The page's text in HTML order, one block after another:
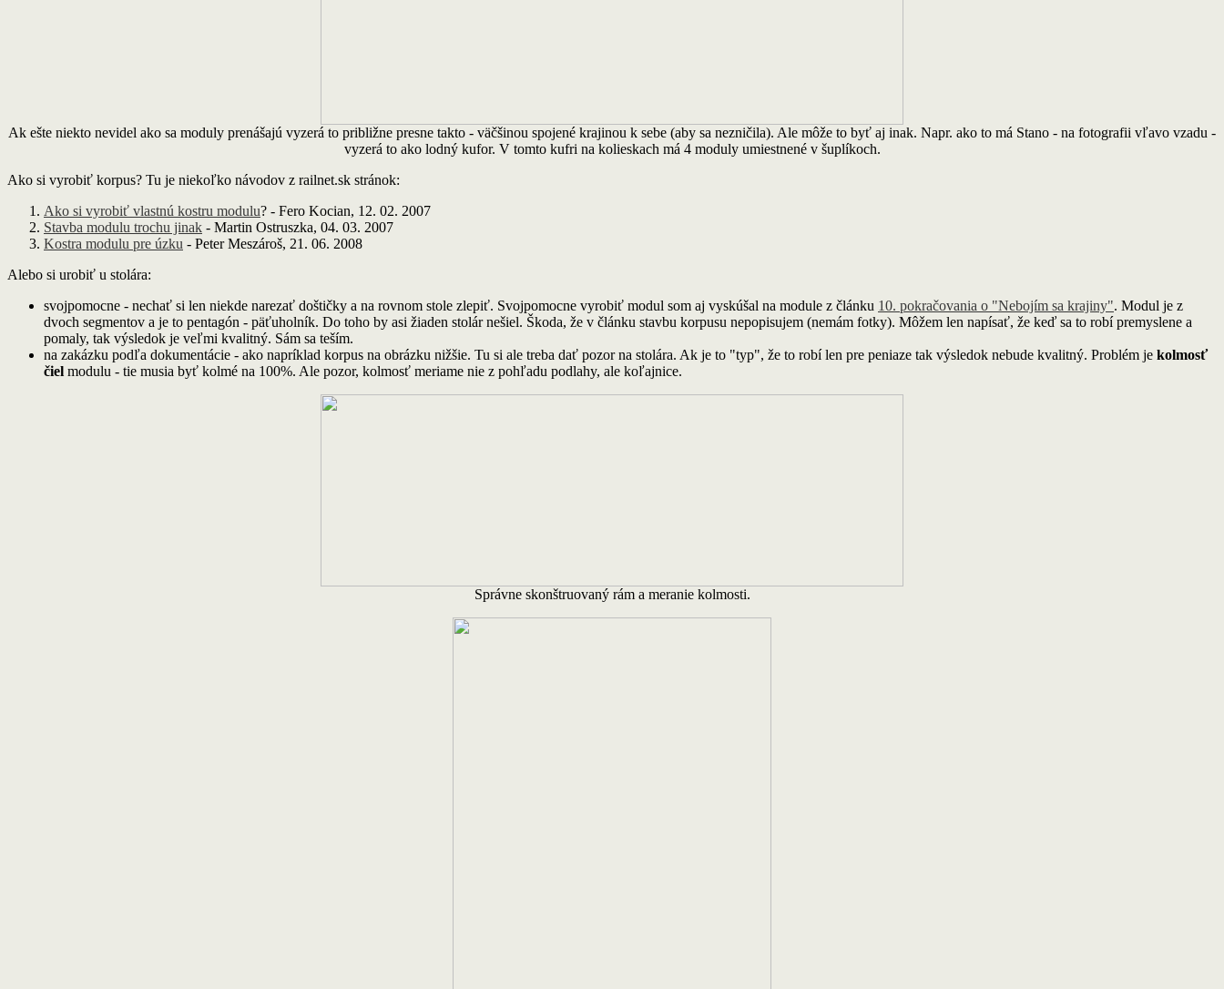
Ak ešte niekto nevidel ako sa moduly prenášajú vyzerá to približne presne takto - väčšinou spojené krajinou k sebe (aby sa nezničila). Ale môže to byť aj inak. Napr. ako to má Stano - na fotografii vľavo vzadu -
vyzerá to ako lodný kufor. V tomto kufri na kolieskach má 4 moduly umiestnené v šuplíkoch.
Ako si vyrobiť korpus? Tu je niekoľko návodov z railnet.sk stránok:
Ako si vyrobiť vlastnú kostru modulu? - Fero Kocian, 12. 02. 2007
Stavba modulu trochu jinak - Martin Ostruszka, 04. 03. 2007
Kostra modulu pre úzku - Peter Meszároš, 21. 06. 2008
Alebo si urobiť u stolára:
svojpomocne - nechať si len niekde narezať doštičky a na rovnom stole zlepiť. Svojpomocne vyrobiť modul som aj vyskúšal na module z článku 10. pokračovania o "Nebojím sa krajiny". Modul je z
dvoch segmentov a je to pentagón - päťuholník. Do toho by asi žiaden stolár nešiel. Škoda, že v článku stavbu korpusu nepopisujem (nemám fotky). Môžem len napísať, že keď sa to robí premyslene a
pomaly, tak výsledok je veľmi kvalitný. Sám sa teším.
na zakázku podľa dokumentácie - ako napríklad korpus na obrázku nižšie. Tu si ale treba dať pozor na stolára. Ak je to "typ", že to robí len pre peniaze tak výsledok nebude kvalitný. Problém je kolmosť
čiel modulu - tie musia byť kolmé na 100%. Ale pozor, kolmosť meriame nie z pohľadu podlahy, ale koľajnice.
Správne skonštruovaný rám a meranie kolmosti.